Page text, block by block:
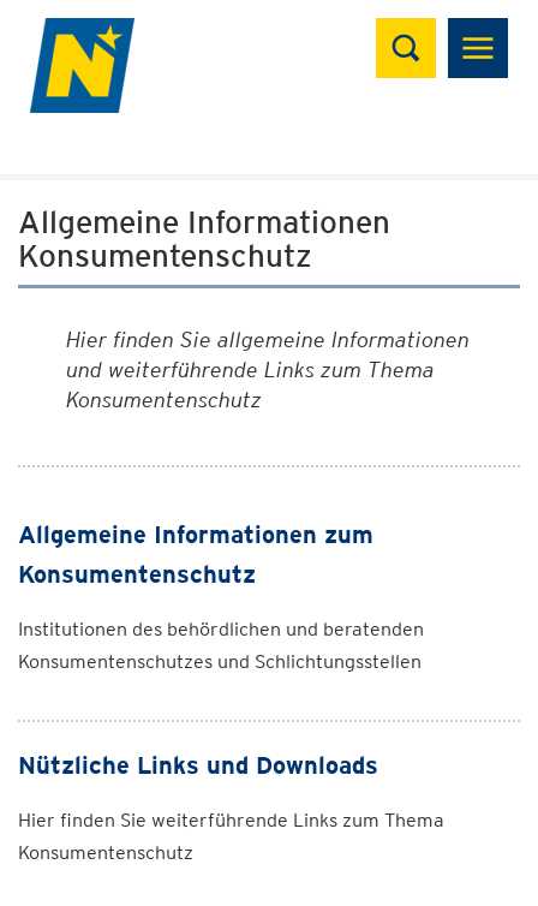
Suchen
Allgemeine Informationen
Konsumentenschutz
Hier finden Sie allgemeine Informationen
und weiterführende Links zum Thema
Konsumentenschutz
Allgemeine Informationen zum
Konsumentenschutz
Institutionen des behördlichen und beratenden
Konsumentenschutzes und Schlichtungsstellen
Nützliche Links und Downloads
Hier finden Sie weiterführende Links zum Thema
Konsumentenschutz